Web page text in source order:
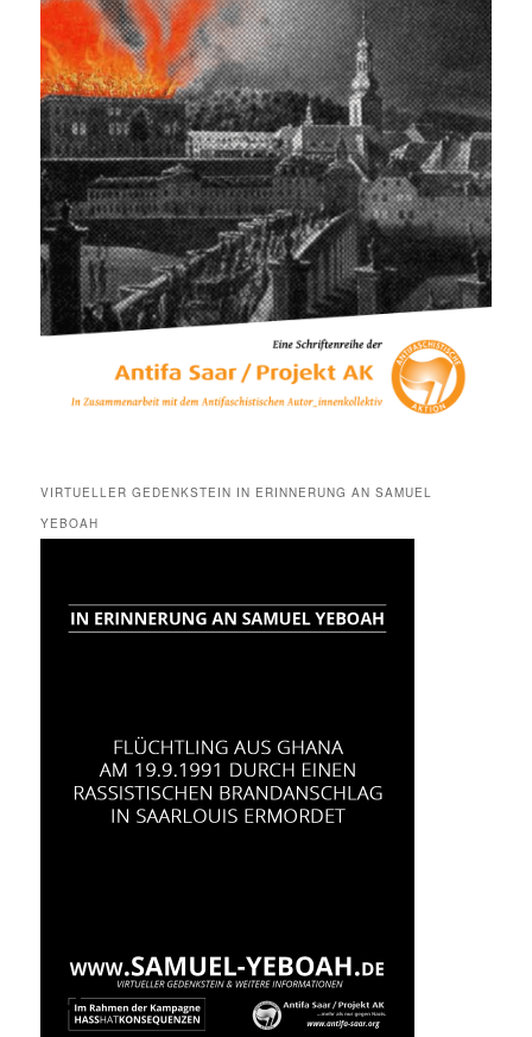
VIRTUELLER GEDENKSTEIN IN ERINNERUNG AN SAMUEL
YEBOAH